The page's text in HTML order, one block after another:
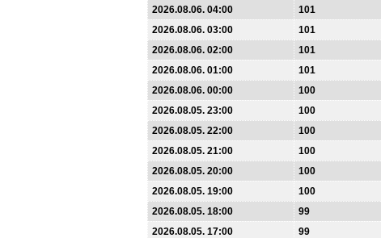
2026.08.06. 04:00
101
2026.08.06. 03:00
101
2026.08.06. 02:00
101
2026.08.06. 01:00
101
2026.08.06. 00:00
100
2026.08.05. 23:00
100
2026.08.05. 22:00
100
2026.08.05. 21:00
100
2026.08.05. 20:00
100
2026.08.05. 19:00
100
2026.08.05. 18:00
99
2026.08.05. 17:00
99